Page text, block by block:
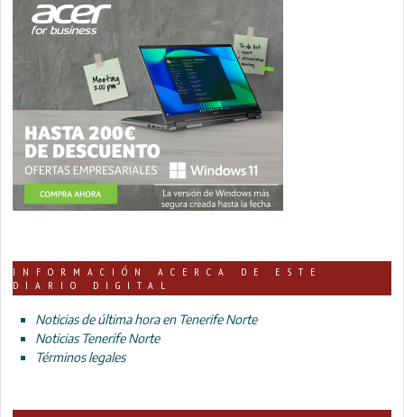
INFORMACIÓN ACERCA DE ESTE
DIARIO DIGITAL
Noticias de última hora en Tenerife Norte
Noticias Tenerife Norte
Términos legales